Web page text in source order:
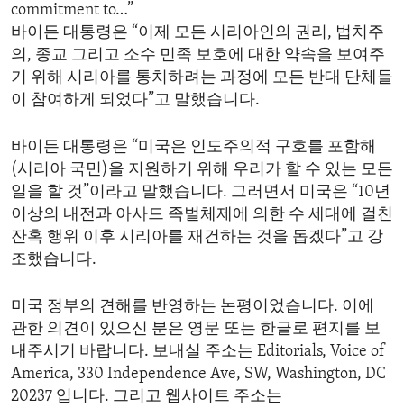
commitment to…”
바이든 대통령은 “이제 모든 시리아인의 권리, 법치주
의, 종교 그리고 소수 민족 보호에 대한 약속을 보여주
기 위해 시리아를 통치하려는 과정에 모든 반대 단체들
이 참여하게 되었다”고 말했습니다.
바이든 대통령은 “미국은 인도주의적 구호를 포함해
(시리아 국민)을 지원하기 위해 우리가 할 수 있는 모든
일을 할 것”이라고 말했습니다. 그러면서 미국은 “10년
이상의 내전과 아사드 족벌체제에 의한 수 세대에 걸친
잔혹 행위 이후 시리아를 재건하는 것을 돕겠다”고 강
조했습니다.
미국 정부의 견해를 반영하는 논평이었습니다. 이에
관한 의견이 있으신 분은 영문 또는 한글로 편지를 보
내주시기 바랍니다. 보내실 주소는 Editorials, Voice of
America, 330 Independence Ave, SW, Washington, DC
20237 입니다. 그리고 웹사이트 주소는